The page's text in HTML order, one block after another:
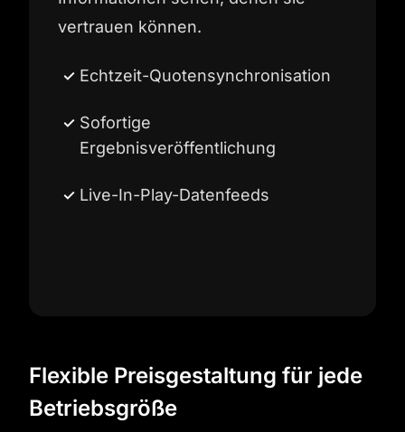
vertrauen können.
Echtzeit-Quotensynchronisation
Sofortige
Ergebnisveröffentlichung
Live-In-Play-Datenfeeds
Flexible Preisgestaltung für jede
Betriebsgröße